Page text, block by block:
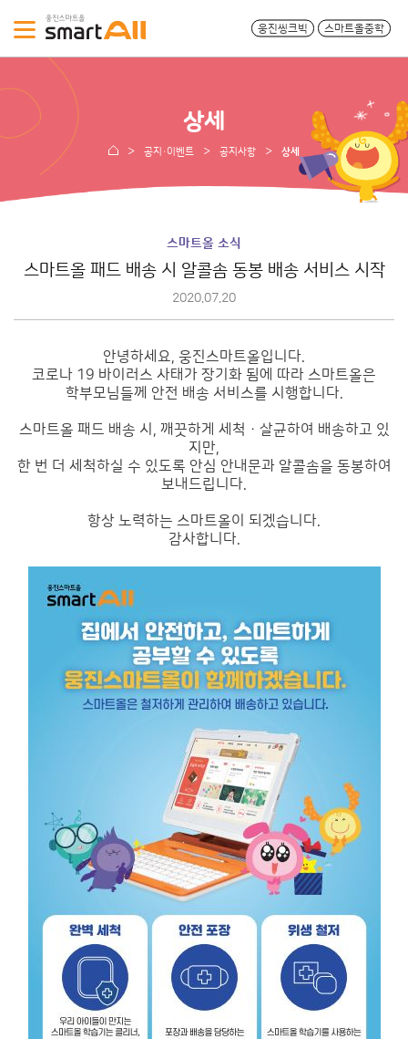
웅진씽크빅 스마트올중학
상세
공지·이벤트 공지사항 상세
스마트올 소식
스마트올 패드 배송 시 알콜솜 동봉 배송 서비스 시작
2020.07.20
안녕하세요, 웅진스마트올입니다.
코로나 19 바이러스 사태가 장기화 됨에 따라 스마트올은
학부모님들께 안전 배송 서비스를 시행합니다.
스마트올 패드 배송 시, 깨끗하게 세척 · 살균하여 배송하고 있
지만,
한 번 더 세척하실 수 있도록 안심 안내문과 알콜솜을 동봉하여
보내드립니다.
항상 노력하는 스마트올이 되겠습니다.
감사합니다.